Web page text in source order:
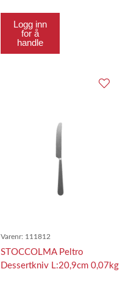
Logg inn
for å
handle
Varenr: 111812
STOCCOLMA Peltro
Dessertkniv L:20,9cm 0,07kg